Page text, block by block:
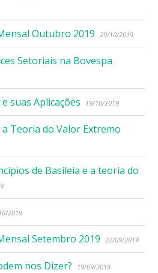
Outubro 2019 29/10/2019
Setoriais na Bovespa
suas Aplicações 19/10/2019
a Teoria do Valor Extremo
de Basileia e a teoria do
2019
Setembro 2019 22/09/2019
nos Dizer? 19/09/2019